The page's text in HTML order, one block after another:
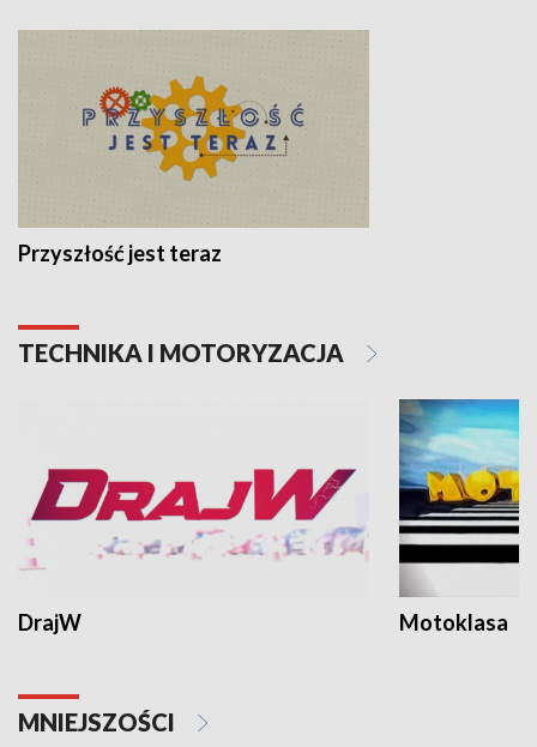
Przyszłość jest teraz
TECHNIKA I MOTORYZACJA
DrajW Motoklasa
MNIEJSZOŚCI